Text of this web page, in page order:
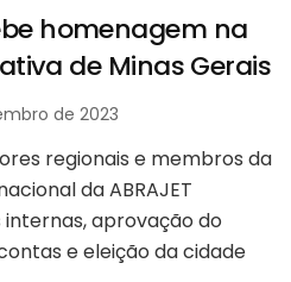
homenagem na
de Minas Gerais
de 2023
regionais e membros da
da ABRAJET
aprovação do
e eleição da cidade